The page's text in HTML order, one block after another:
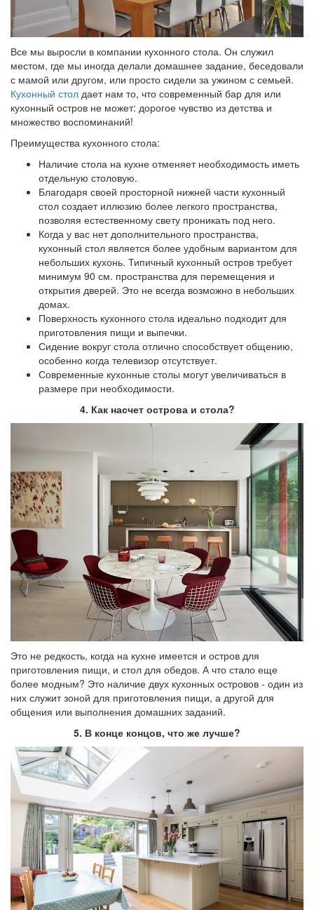
Все мы выросли в компании кухонного стола. Он служил
местом, где мы иногда делали домашнее задание, беседовали
с мамой или другом, или просто сидели за ужином с семьей.
Кухонный стол дает нам то, что современный бар для или
кухонный остров не может: дорогое чувство из детства и
множество воспоминаний!
Преимущества кухонного стола:
Наличие стола на кухне отменяет необходимость иметь
отдельную столовую.
Благодаря своей просторной нижней части кухонный
стол создает иллюзию более легкого пространства,
позволяя естественному свету проникать под него.
Когда у вас нет дополнительного пространства,
кухонный стол является более удобным вариантом для
небольших кухонь. Типичный кухонный остров требует
минимум 90 см. пространства для перемещения и
открытия дверей. Это не всегда возможно в небольших
домах.
Поверхность кухонного стола идеально подходит для
приготовления пищи и выпечки.
Сидение вокруг стола отлично способствует общению,
особенно когда телевизор отсутствует.
Современные кухонные столы могут увеличиваться в
размере при необходимости.
4. Как насчет острова и стола?
Это не редкость, когда на кухне имеется и остров для
приготовления пищи, и стол для обедов. А что стало еще
более модным? Это наличие двух кухонных островов - один из
них служит зоной для приготовления пищи, а другой для
общения или выполнения домашних заданий.
5. В конце концов, что же лучше?